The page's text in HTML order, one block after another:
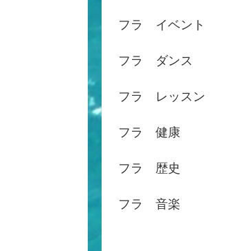
フラ イベント
フラ ダンス
フラ レッスン
フラ 健康
フラ 歴史
フラ 音楽